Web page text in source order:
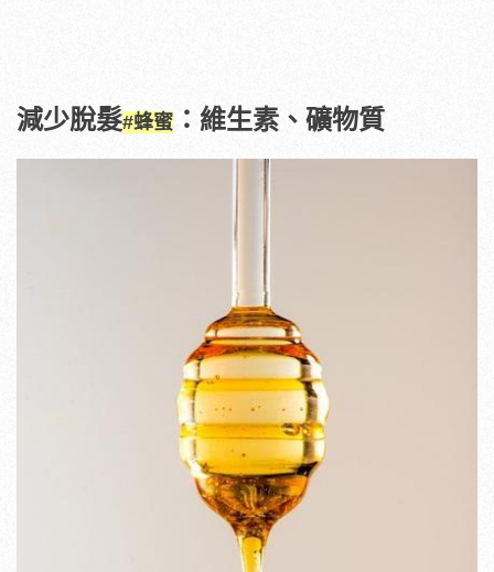
減少脫髮#蜂蜜 ：維生素、礦物質